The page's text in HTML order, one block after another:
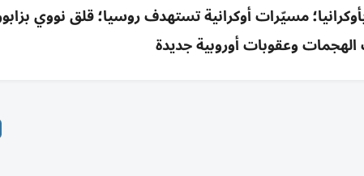
مسيّرات أوكرانية تستهدف روسيا؛ قلق نووي
وعقوبات أوروبية جديدة